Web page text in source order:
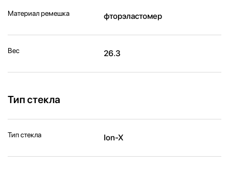
Материал ремешка фторэластомер
Вес 26.3
Тип стекла
Тип стекла Ion-X